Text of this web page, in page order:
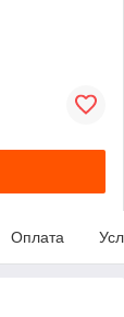
Оплата